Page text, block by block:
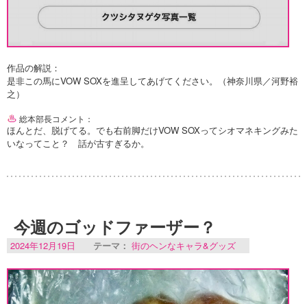
作品の解説：
是非この馬にVOW SOXを進呈してあげてください。（神奈川県／河野裕
之）
総本部長コメント：
ほんとだ、脱げてる。でも右前脚だけVOW SOXってシオマネキングみた
いなってこと？ 話が古すぎるか。
今週のゴッドファーザー？
2024年12月19日 テーマ： 街のヘンなキャラ&グッズ